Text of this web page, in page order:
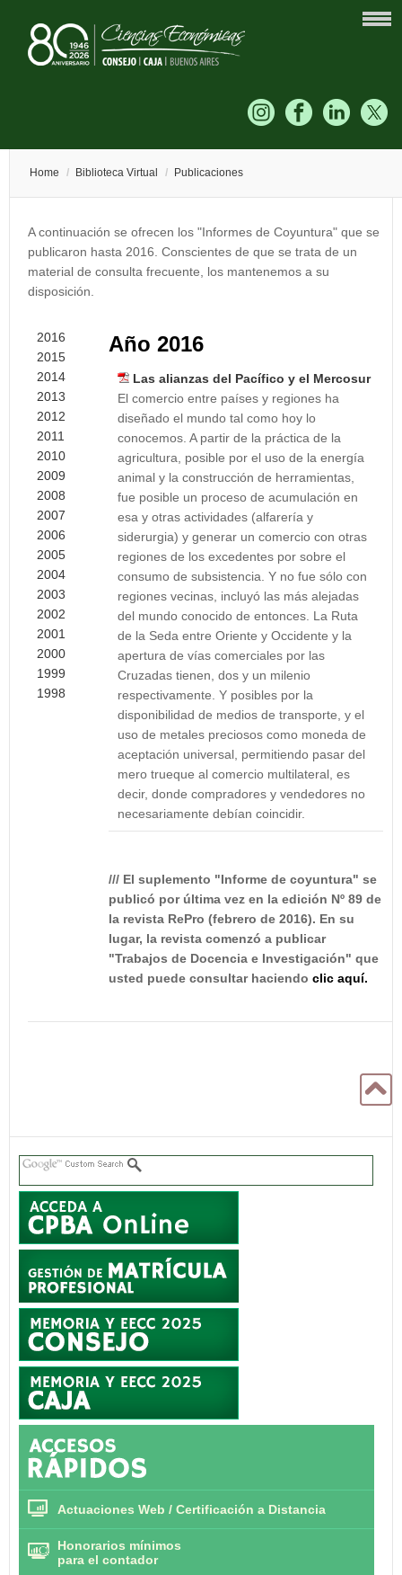
Home / Biblioteca Virtual / Publicaciones
A continuación se ofrecen los "Informes de Coyuntura" que se
publicaron hasta 2016. Conscientes de que se trata de un
material de consulta frecuente, los mantenemos a su
disposición.
2016
2015
2014
2013
2012
2011
2010
2009
2008
2007
2006
2005
2004
2003
2002
2001
2000
1999
1998
Año 2016
Las alianzas del Pacífico y el Mercosur
El comercio entre países y regiones ha
diseñado el mundo tal como hoy lo
conocemos. A partir de la práctica de la
agricultura, posible por el uso de la energía
animal y la construcción de herramientas,
fue posible un proceso de acumulación en
esa y otras actividades (alfarería y
siderurgia) y generar un comercio con otras
regiones de los excedentes por sobre el
consumo de subsistencia. Y no fue sólo con
regiones vecinas, incluyó las más alejadas
del mundo conocido de entonces. La Ruta
de la Seda entre Oriente y Occidente y la
apertura de vías comerciales por las
Cruzadas tienen, dos y un milenio
respectivamente. Y posibles por la
disponibilidad de medios de transporte, y el
uso de metales preciosos como moneda de
aceptación universal, permitiendo pasar del
mero trueque al comercio multilateral, es
decir, donde compradores y vendedores no
necesariamente debían coincidir.
/// El suplemento "Informe de coyuntura" se
publicó por última vez en la edición Nº 89 de
la revista RePro (febrero de 2016). En su
lugar, la revista comenzó a publicar
"Trabajos de Docencia e Investigación" que
usted puede consultar haciendo clic aquí.
Actuaciones Web / Certificación a Distancia
Honorarios mínimos
para el contador